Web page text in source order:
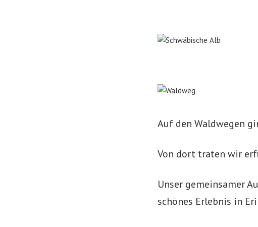
Auf den Waldwegen
Von dort traten wir
Unser gemeinsamer
schönes Erlebnis in